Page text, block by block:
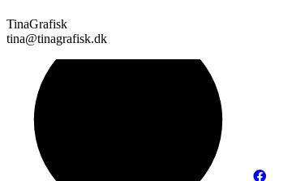
TinaGrafisk
tina@tinagrafisk.dk